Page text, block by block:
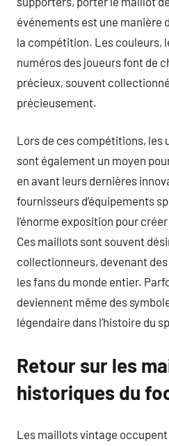
événements est une manière
la compétition. Les couleurs,
numéros des joueurs font de
précieux, souvent
précieusement.
Lors de ces compétitions, les
sont également un moyen
en avant leurs dernières
fournisseurs d’équipements
l’énorme exposition pour
Ces maillots sont souvent
collectionneurs, devenant
les fans du monde entier.
deviennent même des
légendaire dans l’histoire du
Retour sur les
historiques du
Les maillots vintage